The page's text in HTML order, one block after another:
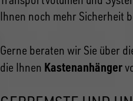
Ihnen noch mehr Sicherheit
Gerne beraten wir Sie über
die Ihnen Kastenanhänger